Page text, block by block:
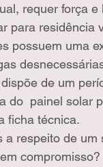
requer força e
para residência
possuem uma
de um
do  painel solar
ficha técnica.
a respeito de